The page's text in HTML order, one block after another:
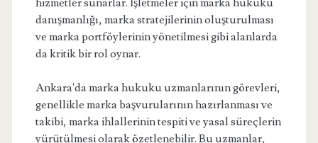
hizmetler sunarlar. İşletmeler için marka hukuku
danışmanlığı, marka stratejilerinin oluşturulması
ve marka portföylerinin yönetilmesi gibi alanlarda
da kritik bir rol oynar.
Ankara'da marka hukuku uzmanlarının görevleri,
genellikle marka başvurularının hazırlanması ve
takibi, marka ihlallerinin tespiti ve yasal süreçlerin
yürütülmesi olarak özetlenebilir. Bu uzmanlar,